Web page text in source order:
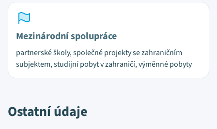
Mezinárodní spolupráce
partnerské školy, společné projekty se zahraničním
subjektem, studijní pobyt v zahraničí, výměnné pobyty
Ostatní údaje